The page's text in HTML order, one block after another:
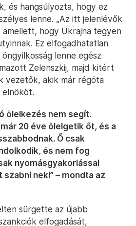
és hangsúlyozta, hogy ez
lenne. „Az itt jelenlévők
amellett, hogy Ukrajna tegyen
Ez elfogadhatatlan
lenne egész
Zelenszkij, majd kitért
vezetők, akik már régóta
elnököt.
ölelkezés nem segít.
20 éve ölelgetik őt, és a
Ő csak
és nem fog
nyomásgyakorlással
neki” – mondta az
sürgette az újabb
elfogadását,